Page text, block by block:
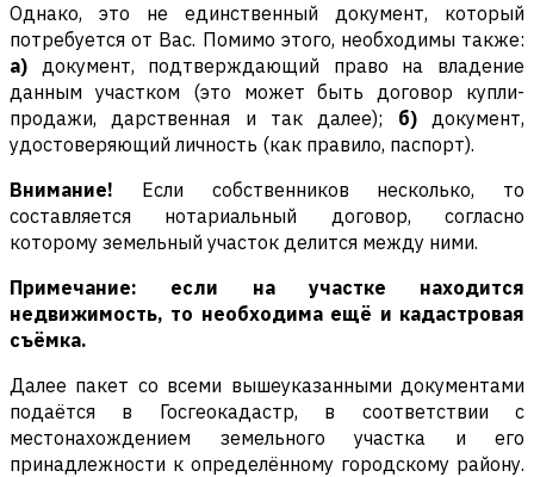
Однако, это не единственный документ, который
потребуется от Вас. Помимо этого, необходимы также:
а) документ, подтверждающий право на владение
данным участком (это может быть договор купли-
продажи, дарственная и так далее); б)документ,
удостоверяющий личность (как правило, паспорт).
Внимание! Если собственников несколько, то
составляется нотариальный договор, согласно
которому земельный участок делится между ними.
Примечание: если на участке находится
недвижимость, то необходима ещё и кадастровая
съёмка.
Далее пакет со всеми вышеуказанными документами
подаётся в Госгеокадастр, в соответствии с
местонахождением земельного участка и его
принадлежности к определённому городскому району.